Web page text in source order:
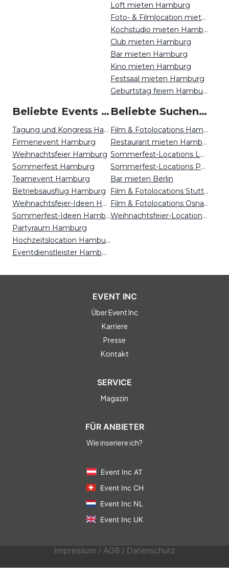
Loft mieten Hamburg
Foto- & Filmlocation mieten Hamburg
Kochstudio mieten Hamburg
Club mieten Hamburg
Bar mieten Hamburg
Kino mieten Hamburg
Festsaal mieten Hamburg
Geburtstag feiern Hamburg
Beliebte Events in Hamburg
Tagung und Kongress Hamburg
Firmenevent Hamburg
Weihnachtsfeier Hamburg
Sommerfest Hamburg
Teamevent Hamburg
Betriebsausflug Hamburg
Weihnachtsfeier-Ideen Hamburg
Sommerfest-Ideen Hamburg
Partyraum Hamburg
Hochzeitslocation Hamburg
Eventdienstleister Hamburg
Beliebte Suchen auf Event Inc
Film & Fotolocations Hamburg
Restaurant mieten Hamburg
Sommerfest-Locations Leipzig
Sommerfest-Locations Potsdam
Bar mieten Berlin
Film & Fotolocations Stuttgart
Film & Fotolocations Osnabrück
Weihnachtsfeier-Locations Essen
EVENT INC
Über Event Inc
Karriere
Presse
Kontakt
SERVICE
Magazin
FÜR ANBIETER
Wie inseriere ich?
Event Inc AT
Event Inc CH
Event Inc NL
Event Inc UK
Impressum / AGB / Datenschutz